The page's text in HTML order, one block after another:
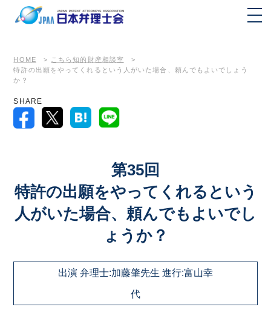
HOME > こちら知的財産相談室
>
特許の出願をやってくれるという人がいた場合、頼んでもよいでしょう
か？
SHARE
第35回
特許の出願をやってくれるという
人がいた場合、頼んでもよいでし
ょうか？
出演 弁理士:加藤肇先生 進行:富山幸
代